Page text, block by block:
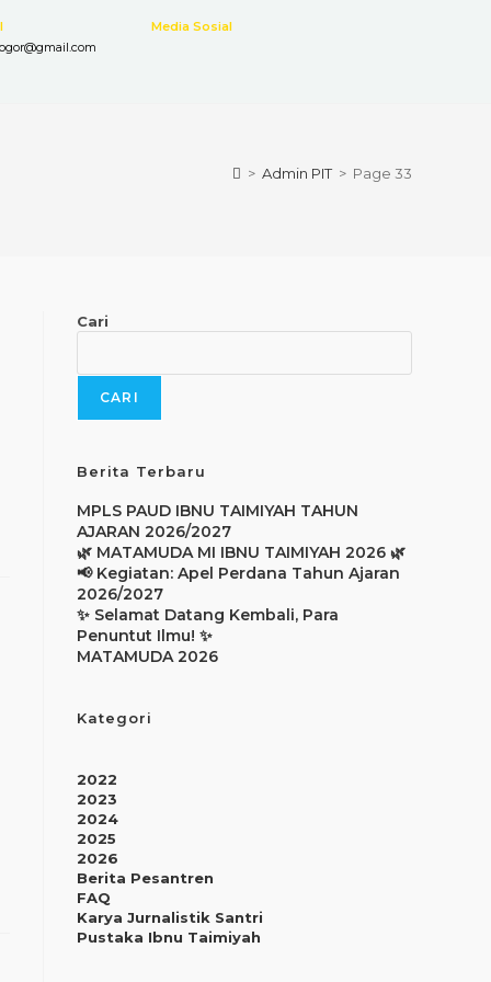
Media Sosial
> Admin PIT > Page 33
Cari
CARI
Berita Terbaru
MPLS PAUD IBNU TAIMIYAH TAHUN
AJARAN 2026/2027
🌿 MATAMUDA MI IBNU TAIMIYAH 2026 🌿
📢 Kegiatan: Apel Perdana Tahun Ajaran
2026/2027
✨ Selamat Datang Kembali, Para
Penuntut Ilmu! ✨
MATAMUDA 2026
Kategori
2022
2023
2024
2025
2026
Berita Pesantren
FAQ
Karya Jurnalistik Santri
Pustaka Ibnu Taimiyah